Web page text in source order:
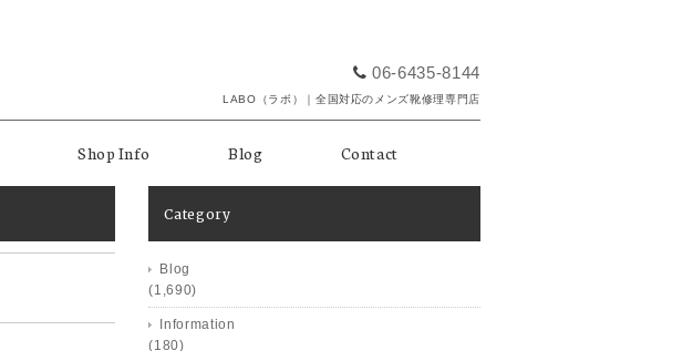
06-6435-8144
LABO（ラボ）｜全国対応のメンズ靴修理専門店
Shop Info Blog Contact
Category
Blog
(1,690)
Information
(180)